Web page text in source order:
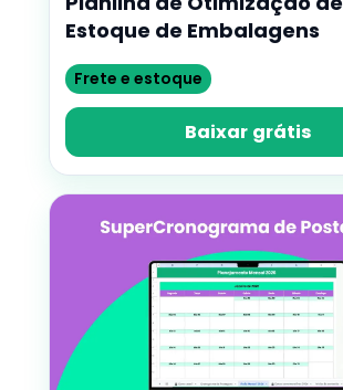
Estoque de Embalagens
Frete e estoque
Baixar grátis